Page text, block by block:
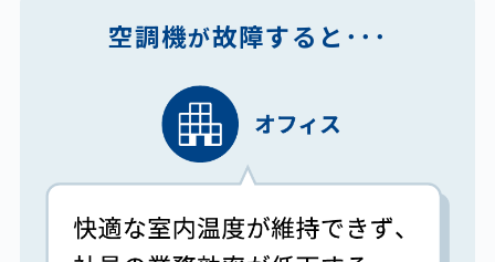
空調機が故障すると･･･